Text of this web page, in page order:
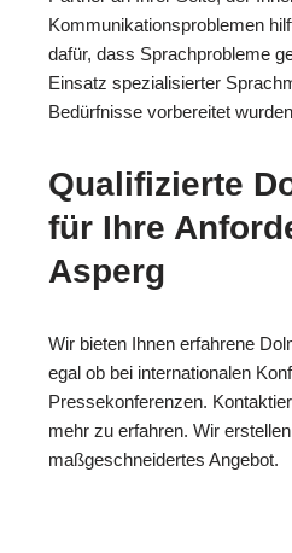
Kommunikationsproblemen
dafür, dass Sprachprobleme
Einsatz spezialisierter
Bedürfnisse vorbereitet
Qualifizierte
für Ihre
Asperg
Wir bieten Ihnen erfahrene
egal ob bei internationalen
Pressekonferenzen.
mehr zu erfahren. Wir
maßgeschneidertes Angebot.